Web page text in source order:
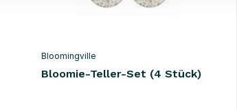
Bloomingville
Bloomie-Teller-Set (4 Stück)